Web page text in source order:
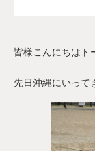
皆様こんにちはト
先日沖縄にいって